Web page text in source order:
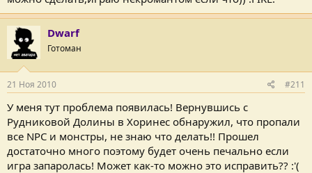
Dwarf
Готоман
21 Ноя 2010 #211
У меня тут проблема появилась! Вернувшись с
Рудниковой Долины в Хоринес обнаружил, что пропали
все NPC и монстры, не знаю что делать!! Прошел
достаточно много поэтому будет очень печально если
игра запаролась! Может как-то можно это исправить?? :'(